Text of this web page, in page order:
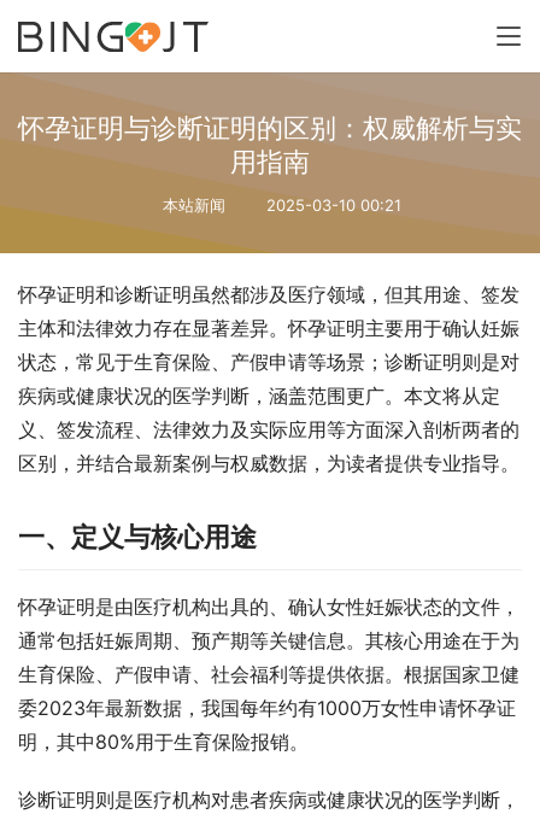
怀孕证明与诊断证明的区别：权威解析与实
用指南
本站新闻 2025-03-10 00:21
怀孕证明和诊断证明虽然都涉及医疗领域，但其用途、签发
主体和法律效力存在显著差异。怀孕证明主要用于确认妊娠
状态，常见于生育保险、产假申请等场景；诊断证明则是对
疾病或健康状况的医学判断，涵盖范围更广。本文将从定
义、签发流程、法律效力及实际应用等方面深入剖析两者的
区别，并结合最新案例与权威数据，为读者提供专业指导。
一、定义与核心用途
怀孕证明是由医疗机构出具的、确认女性妊娠状态的文件，
通常包括妊娠周期、预产期等关键信息。其核心用途在于为
生育保险、产假申请、社会福利等提供依据。根据国家卫健
委2023年最新数据，我国每年约有1000万女性申请怀孕证
明，其中80%用于生育保险报销。
诊断证明则是医疗机构对患者疾病或健康状况的医学判断，